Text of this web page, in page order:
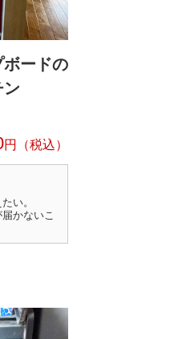
ードの
ン
円
い。
かないこ